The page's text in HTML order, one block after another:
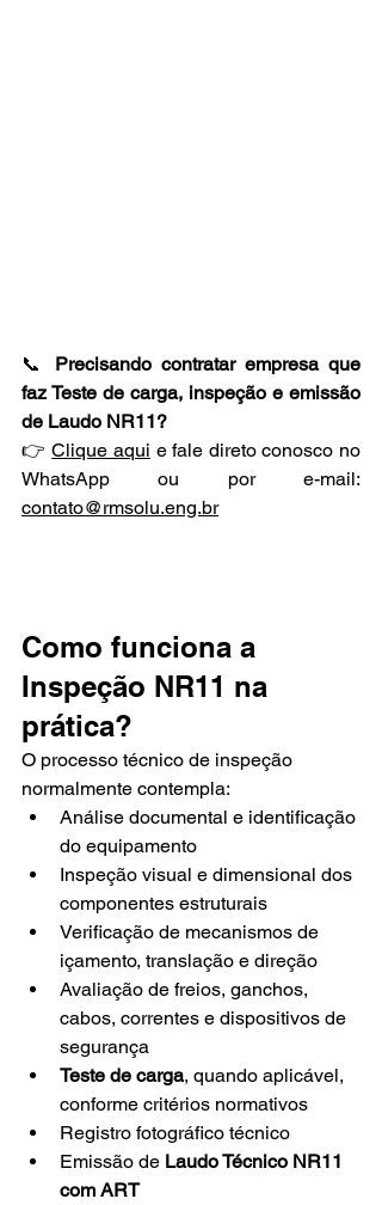
📞 Precisando contratar empresa que
faz Teste de carga, inspeção e emissão
de Laudo NR11?
👉 Clique aqui e fale direto conosco no
contato@rmsolu.eng.br
Como funciona a
Inspeção NR11 na
prática?
O processo técnico de inspeção
normalmente contempla:
Análise documental e identificação
do equipamento
Inspeção visual e dimensional dos
componentes estruturais
Verificação de mecanismos de
içamento, translação e direção
Avaliação de freios, ganchos,
cabos, correntes e dispositivos de
segurança
Teste de carga, quando aplicável,
conforme critérios normativos
Registro fotográfico técnico
Emissão de Laudo Técnico NR11
com ART